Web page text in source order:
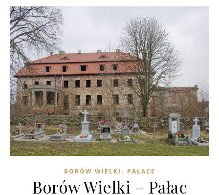
BORÓW WIELKI , PAŁACE
Borów Wielki – Pałac